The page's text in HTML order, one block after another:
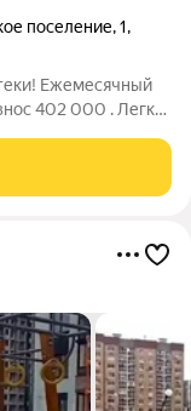
поселение,1,
Ежемесячный
402 000 . Легко